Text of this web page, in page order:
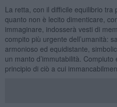
La retta, con il difficile equilibrio
quanto non è lecito dimenticare,
immaginare, indosserà vesti di
compito più urgente dell’umanità:
armonioso ed equidistante,
un manto d’immutabilità.
principio di ciò a cui